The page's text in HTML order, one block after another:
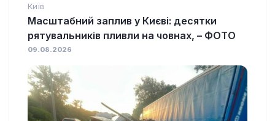
Київ
Масштабний заплив у Києві: десятки
рятувальників пливли на човнах, – ФОТО
09.08.2026